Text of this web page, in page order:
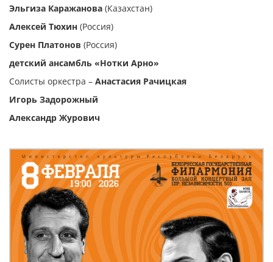
Эльгиза Каражанова (Казахстан)
Алексей Тюхин (Россия)
Сурен Платонов (Россия)
детский ансамбль «Нотки Арно»
Солисты оркестра – Анастасия Рачицкая
Игорь Задорожный
Александр Журович